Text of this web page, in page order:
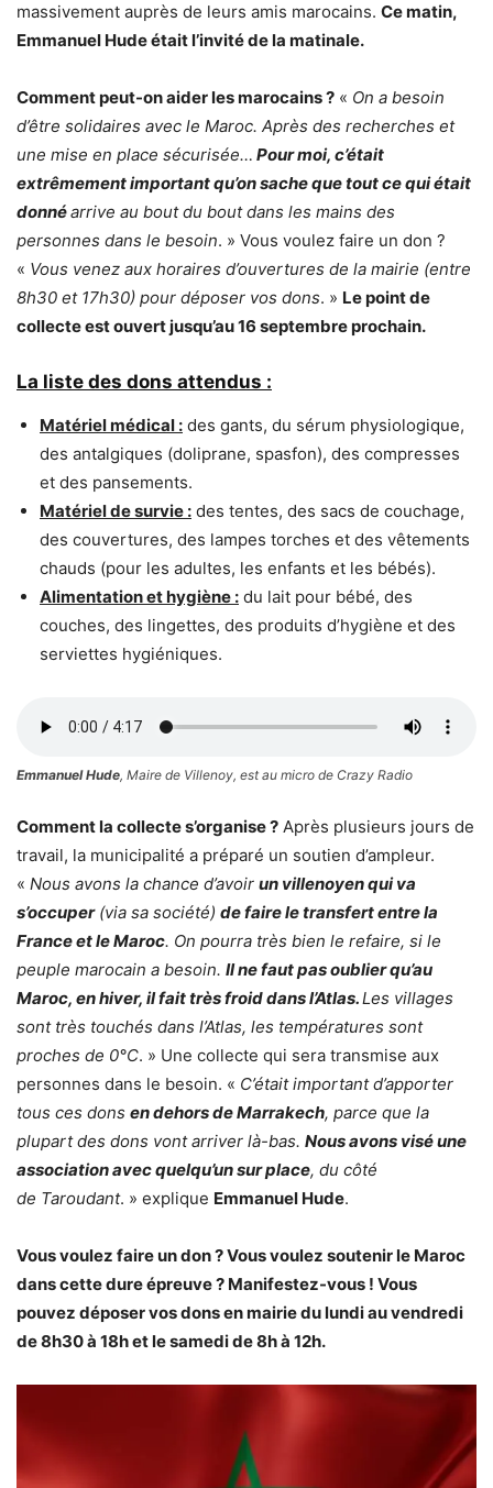
massivement auprès de leurs amis marocains. Ce matin,
Emmanuel Hude était l’invité de la matinale.
Comment peut-on aider les marocains ? « On a besoin
d’être solidaires avec le Maroc. Après des recherches et
une mise en place sécurisée… Pour moi, c’était
extrêmement important qu’on sache que tout ce qui était
donnéarrive au bout du bout dans les mains des
personnes dans le besoin. » Vous voulez faire un don ?
« Vous venez aux horaires d’ouvertures de la mairie (entre
8h30 et 17h30) pour déposer vos dons. » Le point de
collecte est ouvert jusqu’au 16 septembre prochain.
La liste des dons attendus :
Matériel médical : des gants, du sérum physiologique,
des antalgiques (doliprane, spasfon), des compresses
et des pansements.
Matériel de survie : des tentes, des sacs de couchage,
des couvertures, des lampes torches et des vêtements
chauds (pour les adultes, les enfants et les bébés).
Alimentation et hygiène : du lait pour bébé, des
couches, des lingettes, des produits d’hygiène et des
serviettes hygiéniques.
Emmanuel Hude, Maire de Villenoy, est au micro de Crazy Radio
Comment la collecte s’organise ? Après plusieurs jours de
travail, la municipalité a préparé un soutien d’ampleur.
« Nous avons la chance d’avoir un villenoyen qui va
s’occuper(via sa société) de faire le transfert entre la
France et le Maroc. On pourra très bien le refaire, si le
peuple marocain a besoin. Il ne faut pas oublier qu’au
Maroc, en hiver, il fait très froid dans l’Atlas.Les villages
sont très touchés dans l’Atlas, les températures sont
proches de 0°C. » Une collecte qui sera transmise aux
personnes dans le besoin. « C’était important d’apporter
tous ces dons en dehors de Marrakech, parce que la
plupart des dons vont arriver là-bas. Nous avons visé une
association avec quelqu’un sur place, du côté
de Taroudant. » explique Emmanuel Hude.
Vous voulez faire un don ? Vous voulez soutenir le Maroc
dans cette dure épreuve ? Manifestez-vous ! Vous
pouvez déposer vos dons en mairie du lundi au vendredi
de 8h30 à 18h et le samedi de 8h à 12h.